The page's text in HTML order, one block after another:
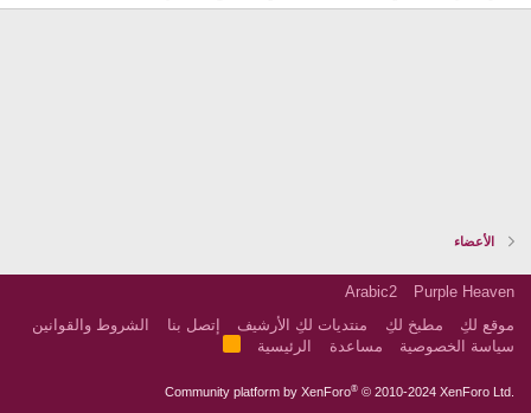
الأعضاء
Purple Heaven
Arabic2
موقع لكِ
مطبخ لكِ منتديات لكِ الأرشيف إتصل بنا
الشروط والقوانين
سياسة الخصوصية
مساعدة الرئيسية
Community platform by XenForo® © 2010-2024 XenForo Ltd.